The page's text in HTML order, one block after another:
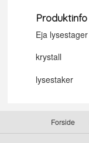
Produktinfo
Eja lysestager
krystall
lysestaker
Forside